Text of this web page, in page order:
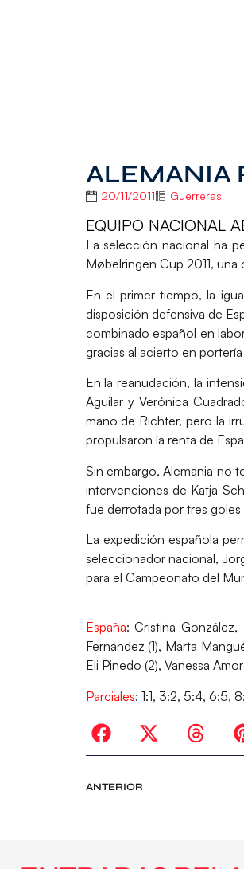
ALEMANIA
20/11/2011 Guerreras
EQUIPO NACIONAL
La selección nacional ha
Møbelringen Cup 2011,
En el primer tiempo, la
disposición defensiva de
combinado español en
gracias al acierto en
En la reanudación, la
Aguilar y Verónica
mano de Richter, pero la
propulsaron la renta de
Sin embargo, Alemania no
intervenciones de Katja
fue derrotada por tres goles
La expedición española
seleccionador nacional,
para el Campeonato del
España: Cristina
Fernández (1), Marta
Eli Pinedo (2), Vanessa
Parciales: 1:1, 3:2, 5:4, 6:5,
ANTERIOR